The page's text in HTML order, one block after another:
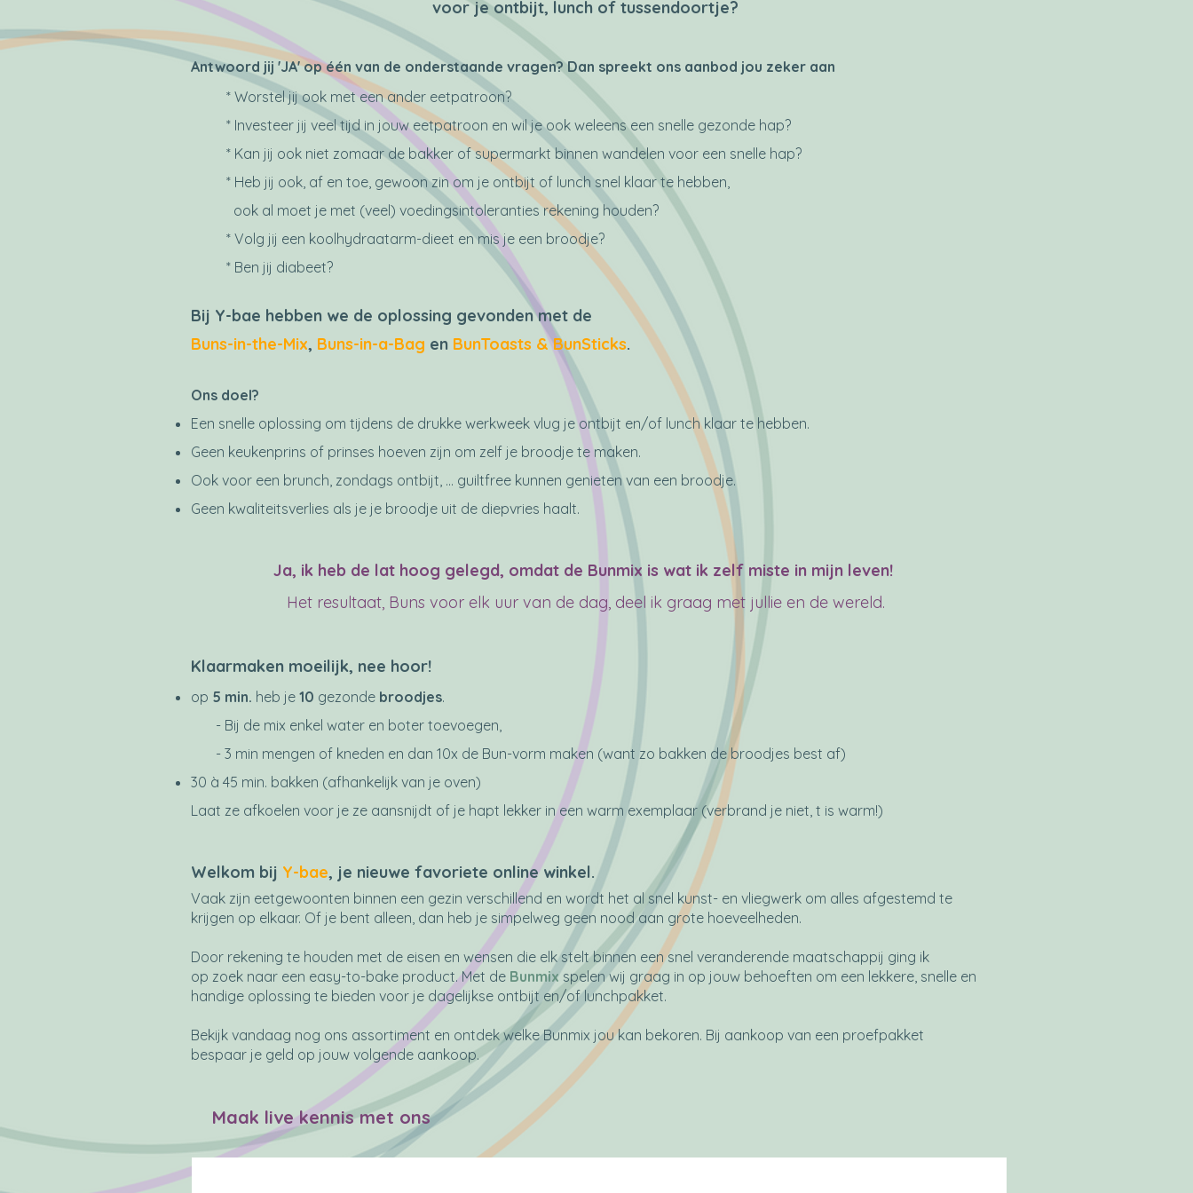
voor je ontbijt, lunch of tussendoortje?
Antwoord jij 'JA' op één van de onderstaande vragen? Dan spreekt ons aanbod jou zeker aan
* Worstel jij ook met een ander eetpatroon?
* Investeer jij veel tijd in jouw eetpatroon en wil je ook weleens een snelle gezonde hap?
* Kan jij ook niet zomaar de bakker of supermarkt binnen wandelen voor een snelle hap?
* Heb jij ook, af en toe, gewoon zin om je ontbijt of lunch snel klaar te hebben,
ook al moet je met (veel) voedingsintoleranties rekening houden?
* Volg jij een koolhydraatarm-dieet en mis je een broodje?
* Ben jij diabeet?
Bij Y-bae hebben we de oplossing gevonden met de
Buns-in-the-Mix, Buns-in-a-Bag en BunToasts & BunSticks.
Ons doel?
Een snelle oplossing om tijdens de drukke werkweek vlug je ontbijt en/of lunch klaar te hebben.
Geen keukenprins of prinses hoeven zijn om zelf je broodje te maken.
Ook voor een brunch, zondags ontbijt, ... guiltfree kunnen genieten van een broodje.
Geen kwaliteitsverlies als je je broodje uit de diepvries haalt.
Ja, ik heb de lat hoog gelegd, omdat de Bunmix is wat ik zelf miste in mijn leven!
Het resultaat, Buns voor elk uur van de dag, deel ik graag met jullie en de wereld.
Klaarmaken moeilijk, nee hoor!
op 5 min. heb je 10 gezonde broodjes.
- Bij de mix enkel water en boter toevoegen,
- 3 min mengen of kneden en dan 10x de Bun-vorm maken (want zo bakken de broodjes best af)
30 à 45 min. bakken (afhankelijk van je oven)
Laat ze afkoelen voor je ze aansnijdt of je hapt lekker in een warm exemplaar (verbrand je niet, t is warm!)
Welkom bij Y-bae, je nieuwe favoriete online winkel.
Vaak zijn eetgewoonten binnen een gezin verschillend en wordt het al snel kunst- en vliegwerk om alles afgestemd te
krijgen op elkaar. Of je bent alleen, dan heb je simpelweg geen nood aan grote hoeveelheden.
Door rekening te houden met de eisen en wensen die elk stelt binnen een snel veranderende maatschappij ging ik
op zoek naar een easy-to-bake product. Met de Bunmixspelen wij graag in op jouw behoeften om een lekkere, snelle en
handige oplossing te bieden voor je dagelijkse ontbijt en/of lunchpakket.
Bekijk vandaag nog ons assortiment en ontdek welke Bunmix jou kan bekoren. Bij aankoop van een proefpakket
bespaar je geld op jouw volgende aankoop.
Maak live kennis met ons